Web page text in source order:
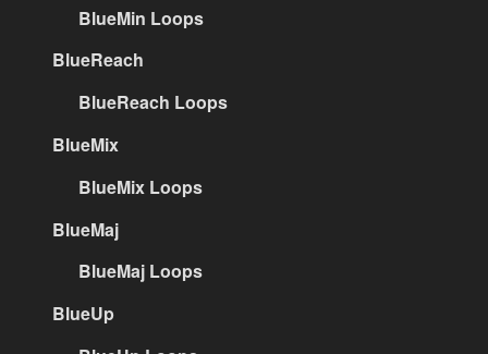
BlueMin Loops
BlueReach
BlueReach Loops
BlueMix
BlueMix Loops
BlueMaj
BlueMaj Loops
BlueUp